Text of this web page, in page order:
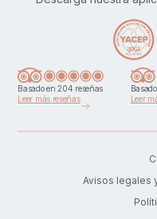
Basado en 204 reseñas
Leer más reseñas
Leer
Avisos legales